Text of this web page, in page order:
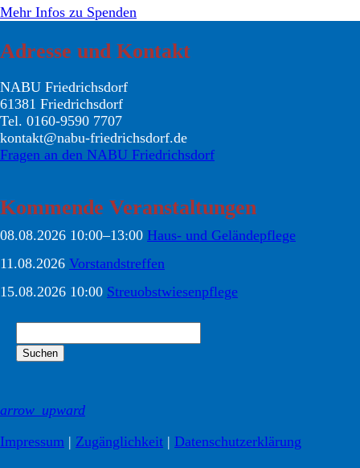
Mehr Infos zu Spenden
Adresse und Kontakt
NABU Friedrichsdorf
61381 Friedrichsdorf
Tel. 0160-9590 7707
kontakt@nabu-friedrichsdorf.de
Fragen an den NABU Friedrichsdorf
Kommende Veranstaltungen
08.08.2026 10:00–13:00 Haus- und Geländepflege
11.08.2026 Vorstandstreffen
15.08.2026 10:00 Streuobstwiesenpflege
Suchen
arrow_upward
Impressum | Zugänglichkeit | Datenschutz­erklärung